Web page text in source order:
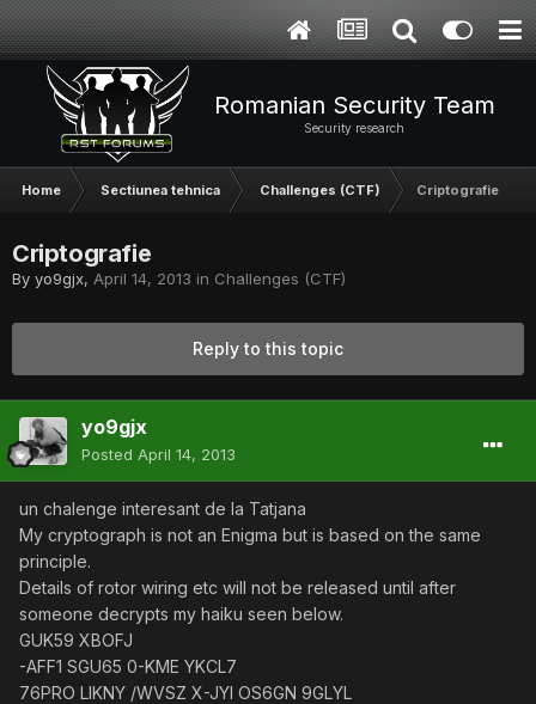
Romanian Security Team
Security research
Home Sectiunea tehnica Challenges (CTF) Criptografie
Criptografie
By yo9gjx, April 14, 2013 in Challenges (CTF)
Reply to this topic
yo9gjx
Posted April 14, 2013
un chalenge interesant de la Tatjana
My cryptograph is not an Enigma but is based on the same
principle.
Details of rotor wiring etc will not be released until after
someone decrypts my haiku seen below.
GUK59 XBOFJ
-AFF1 SGU65 0-KME YKCL7
76PRO LIKNY /WVSZ X-JYI OS6GN 9GLYL